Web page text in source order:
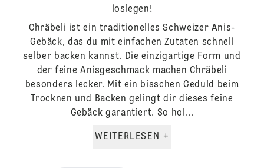
loslegen!
Chräbeli ist ein traditionelles Schweizer Anis-
Gebäck, das du mit einfachen Zutaten schnell
selber backen kannst. Die einzigartige Form und
der feine Anisgeschmack machen Chräbeli
besonders lecker. Mit ein bisschen Geduld beim
Trocknen und Backen gelingt dir dieses feine
Gebäck garantiert. So hol...
WEITERLESEN +